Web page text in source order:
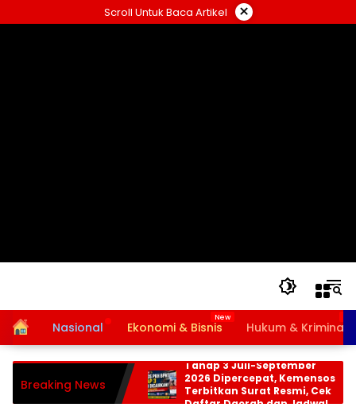
ke
Scroll Untuk Baca Artikel ×
HomeNasional Ekonomi & Bisnis Hukum & Kriminal
Breaking News
Bansos PKH dan BPNT
Tahap 3 Juli-September
2026 Dipercepat, Kemensos
Terbitkan Surat Resmi, Cek
Daftar Daerah dan Jadwal